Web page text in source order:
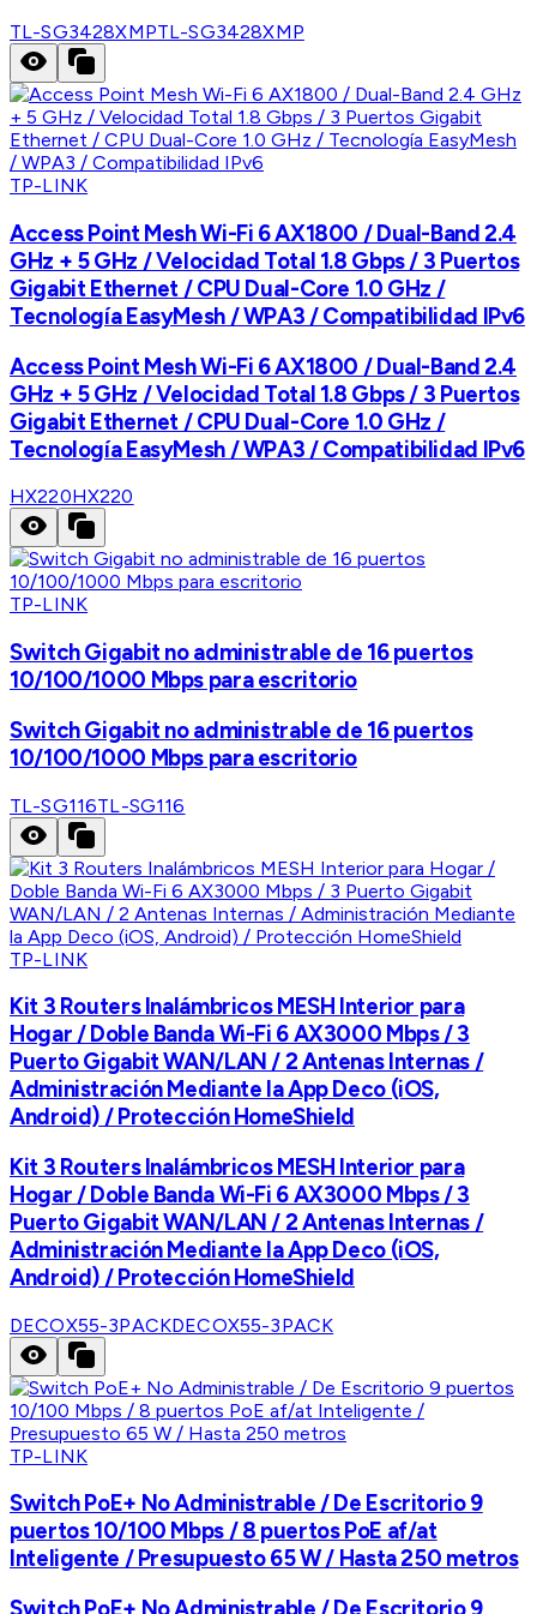
TL-SG3428XMPTL-SG3428XMP
TP-LINK
Access Point Mesh Wi-Fi 6 AX1800 / Dual-Band 2.4
GHz + 5 GHz / Velocidad Total 1.8 Gbps / 3 Puertos
Gigabit Ethernet / CPU Dual-Core 1.0 GHz /
Tecnología EasyMesh / WPA3 / Compatibilidad IPv6
Access Point Mesh Wi-Fi 6 AX1800 / Dual-Band 2.4
GHz + 5 GHz / Velocidad Total 1.8 Gbps / 3 Puertos
Gigabit Ethernet / CPU Dual-Core 1.0 GHz /
Tecnología EasyMesh / WPA3 / Compatibilidad IPv6
HX220HX220
TP-LINK
Switch Gigabit no administrable de 16 puertos
10/100/1000 Mbps para escritorio
Switch Gigabit no administrable de 16 puertos
10/100/1000 Mbps para escritorio
TL-SG116TL-SG116
TP-LINK
Kit 3 Routers Inalámbricos MESH Interior para
Hogar / Doble Banda Wi-Fi 6 AX3000 Mbps / 3
Puerto Gigabit WAN/LAN / 2 Antenas Internas /
Administración Mediante la App Deco (iOS,
Android) / Protección HomeShield
Kit 3 Routers Inalámbricos MESH Interior para
Hogar / Doble Banda Wi-Fi 6 AX3000 Mbps / 3
Puerto Gigabit WAN/LAN / 2 Antenas Internas /
Administración Mediante la App Deco (iOS,
Android) / Protección HomeShield
DECOX55-3PACKDECOX55-3PACK
TP-LINK
Switch PoE+ No Administrable / De Escritorio 9
puertos 10/100 Mbps / 8 puertos PoE af/at
Inteligente / Presupuesto 65 W / Hasta 250 metros